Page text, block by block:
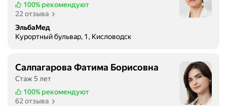
100% рекомендуют
22 отзыва
ЭльбаМед
Курортный бульвар, 1, Кисловодск
Салпагарова Фатима Борисовна
Стаж 5 лет
100% рекомендуют
62 отзыва